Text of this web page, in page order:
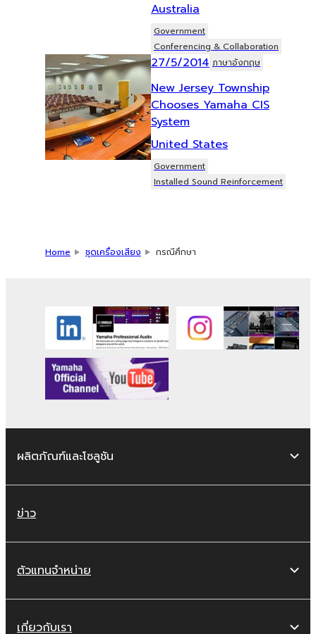
Australia
Government
Conferencing & Collaboration
27/5/2014 ภาษาอังกฤษ
New Jersey Township
Chooses Yamaha CIS
System
United States
Government
Installed Sound Reinforcement
Home ชุดเครื่องเสียง กรณีศึกษา
ผลิตภัณฑ์และโซลูชัน
ข่าว
ตัวแทนจำหน่าย
เกี่ยวกับเรา